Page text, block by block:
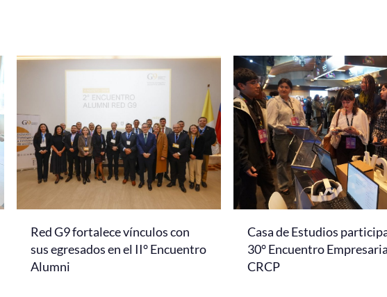
Red G9 fortalece vínculos con
sus egresados en el II° Encuentro
Alumni
Casa de Estudios
30° Encuentro
CRCP